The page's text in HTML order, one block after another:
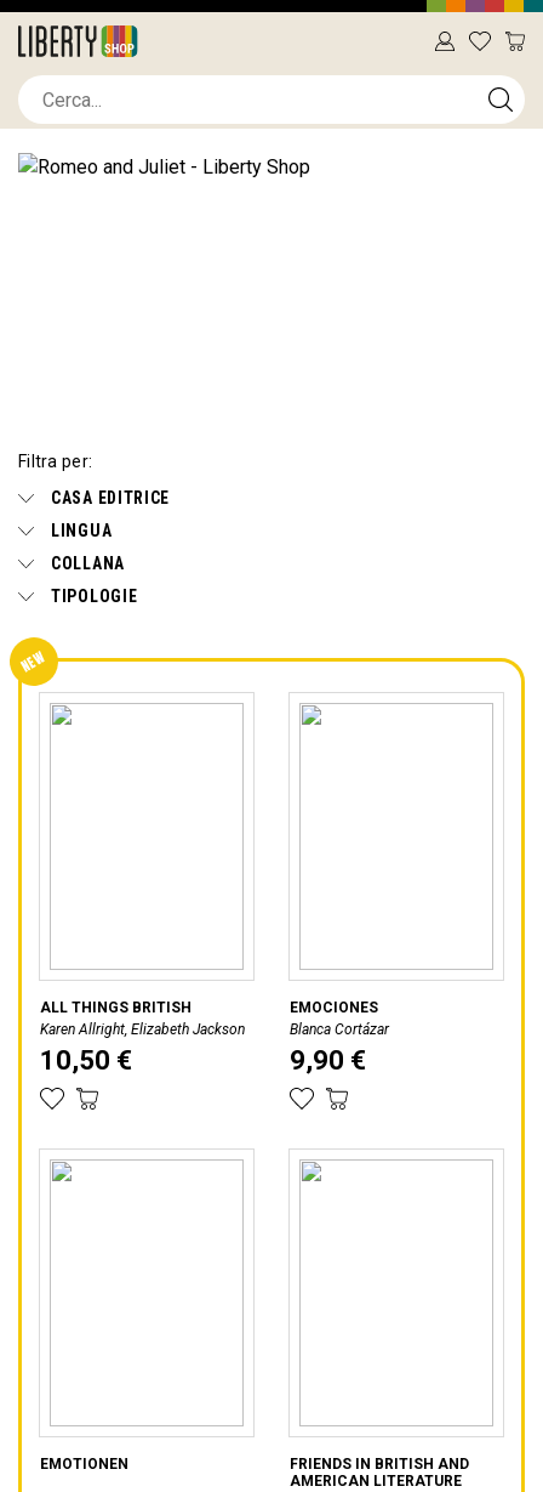
Filtra per:
CASA EDITRICE
LINGUA
COLLANA
TIPOLOGIE
ALL THINGS BRITISH
Karen Allright, Elizabeth Jackson
10,50 €
EMOCIONES
Blanca Cortázar
9,90 €
EMOTIONEN
FRIENDS IN BRITISH AND
AMERICAN LITERATURE